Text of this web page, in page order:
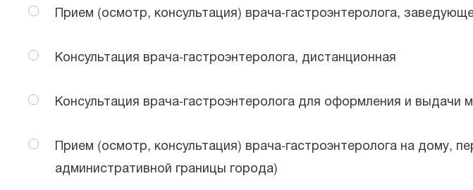
Прием (осмотр, консультация) врача-гастроэнтеролога,
Консультация врача-гастроэнтеролога, дистанционная
Консультация врача-гастроэнтеролога для оформления и выдачи
Прием (осмотр, консультация) врача-гастроэнтеролога на дому,
административной границы города)